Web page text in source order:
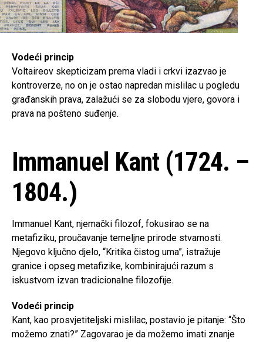
Vodeći princip
Voltaireov skepticizam prema vladi i crkvi izazvao je
kontroverze, no on je ostao napredan mislilac u pogledu
građanskih prava, zalažući se za slobodu vjere, govora i
prava na pošteno suđenje.
Immanuel Kant (1724. –
1804.)
Immanuel Kant, njemački filozof, fokusirao se na
metafiziku, proučavanje temeljne prirode stvarnosti.
Njegovo ključno djelo, “Kritika čistog uma”, istražuje
granice i opseg metafizike, kombinirajući razum s
iskustvom izvan tradicionalne filozofije.
Vodeći princip
Kant, kao prosvjetiteljski mislilac, postavio je pitanje: “Što
možemo znati?” Zagovarao je da možemo imati znanje